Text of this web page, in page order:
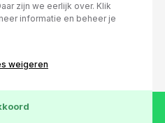
zijn we eerlijk over. Klik
informatie en beheer je
weigeren